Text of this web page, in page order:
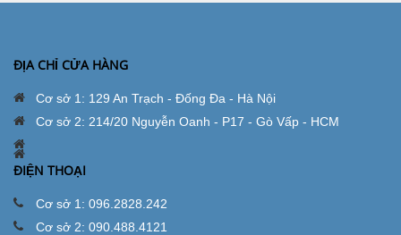
ĐỊA CHỈ CỬA HÀNG
Cơ sở 1: 129 An Trạch - Đống Đa - Hà Nội
Cơ sở 2: 214/20 Nguyễn Oanh - P17 - Gò Vấp - HCM
ĐIỆN THOẠI
Cơ sở 1: 096.2828.242
Cơ sở 2: 090.488.4121